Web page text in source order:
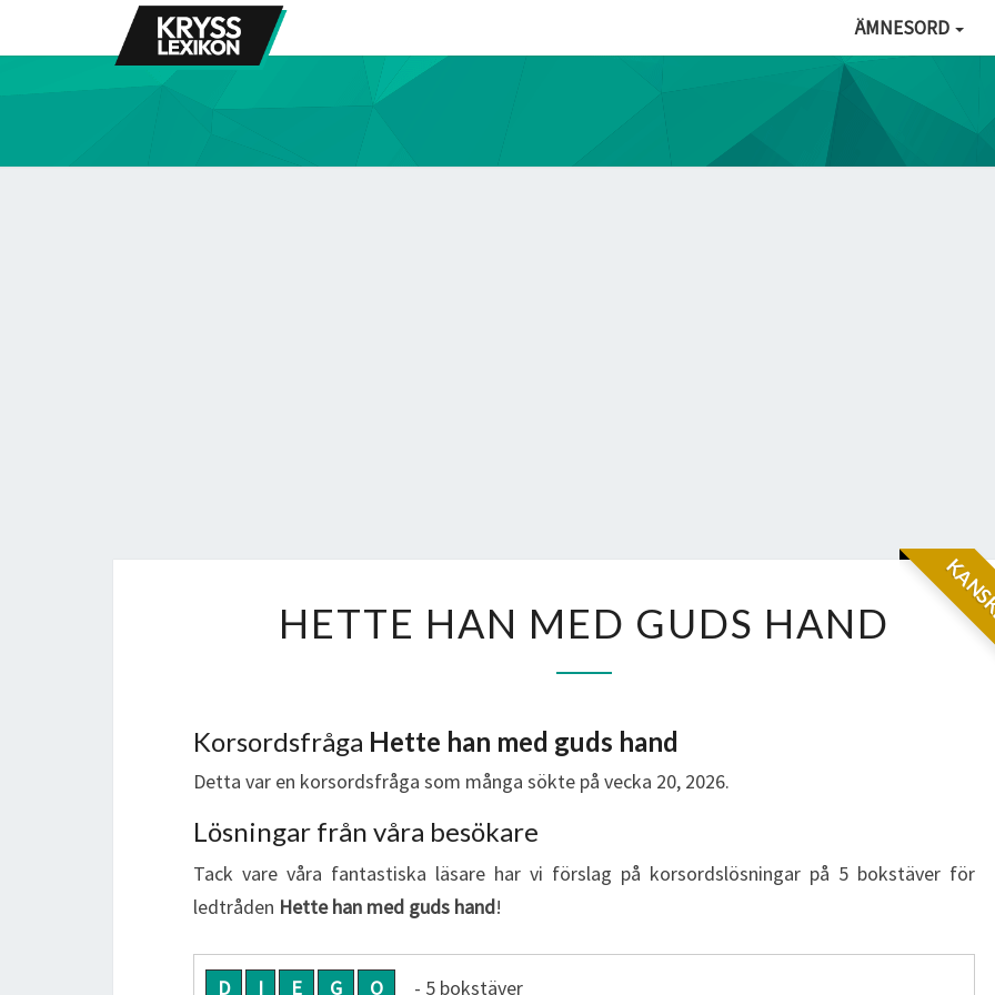
ÄMNESORD
HAN
GUDS
HETTE HAN MED GUDS HAND
Korsordsfråga Hette han med guds hand
Detta var en korsordsfråga som många sökte på vecka 20, 2026.
Lösningar från våra besökare
Tack vare våra fantastiska läsare har vi förslag på korsordslösningar på 5 bokstäver för
ledtråden Hette han med guds hand!
D I E G O
- 5 bokstäver